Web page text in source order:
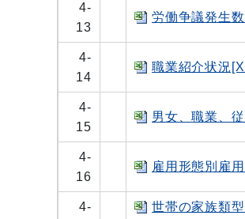
4-
13
労働争議発生
4-
14
職業紹介状況
4-
15
男女、職業、
4-
16
雇用形態別雇
4-
世帯の家族類